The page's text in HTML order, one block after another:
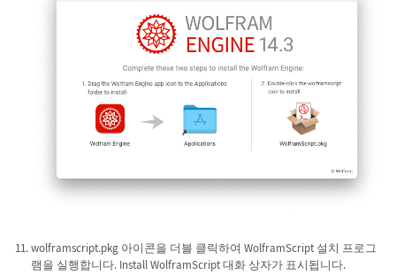
wolframscript.pkg 아이콘을 더블 클릭하여 WolframScript 설치 프로그
램을 실행합니다. Install WolframScript 대화 상자가 표시됩니다.